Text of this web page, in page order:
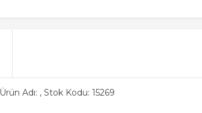
Ürün Adı: , Stok Kodu: 15269